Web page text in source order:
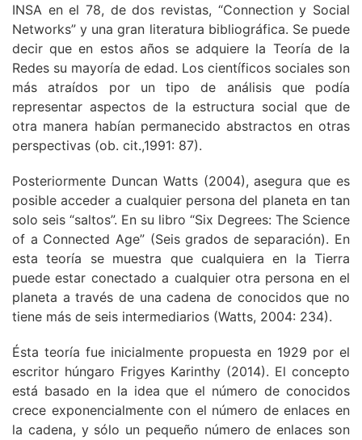
INSA en el 78, de dos revistas, “Connection y Social
Networks” y una gran literatura bibliográfica. Se puede
decir que en estos años se adquiere la Teoría de la
Redes su mayoría de edad. Los científicos sociales son
más atraídos por un tipo de análisis que podía
representar aspectos de la estructura social que de
otra manera habían permanecido abstractos en otras
perspectivas (ob. cit.,1991: 87).
Posteriormente Duncan Watts (2004), asegura que es
posible acceder a cualquier persona del planeta en tan
solo seis “saltos”. En su libro “Six Degrees: The Science
of a Connected Age” (Seis grados de separación). En
esta teoría se muestra que cualquiera en la Tierra
puede estar conectado a cualquier otra persona en el
planeta a través de una cadena de conocidos que no
tiene más de seis intermediarios (Watts, 2004: 234).
Ésta teoría fue inicialmente propuesta en 1929 por el
escritor húngaro Frigyes Karinthy (2014). El concepto
está basado en la idea que el número de conocidos
crece exponencialmente con el número de enlaces en
la cadena, y sólo un pequeño número de enlaces son